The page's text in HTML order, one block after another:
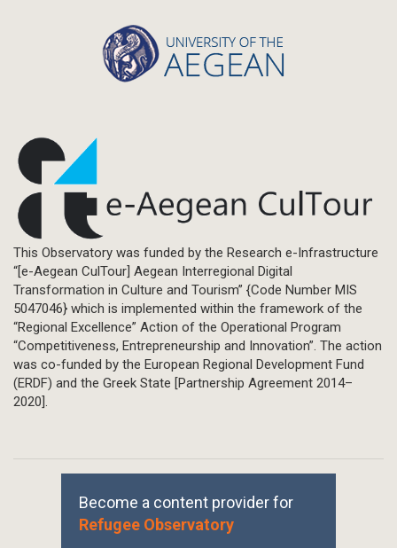
This Observatory was funded by the Research e-Infrastructure
“[e-Aegean CulTour] Aegean Interregional Digital
Transformation in Culture and Tourism” {Code Number MIS
5047046} which is implemented within the framework of the
“Regional Excellence” Action of the Operational Program
“Competitiveness, Entrepreneurship and Innovation”. The action
was co-funded by the European Regional Development Fund
(ERDF) and the Greek State [Partnership Agreement 2014–
2020].
Become a content provider for
Refugee Observatory